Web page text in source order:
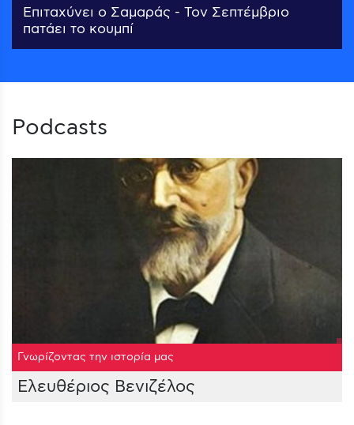
Επιταχύνει ο Σαμαράς - Τον Σεπτέμβριο
πατάει το κουμπί
Podcasts
Γνωρίζοντας την ιστορία μας
Ελευθέριος Βενιζέλος